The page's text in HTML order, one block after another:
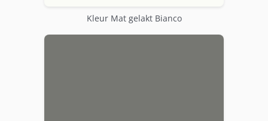
Kleur Mat gelakt Bianco